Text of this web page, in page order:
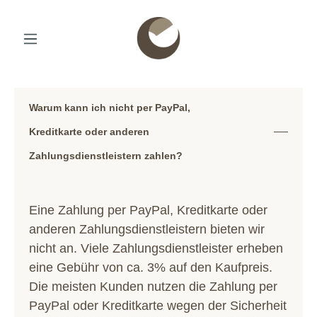
Warum kann ich nicht per PayPal,
Kreditkarte oder anderen
Zahlungsdienstleistern zahlen?
Eine Zahlung per PayPal, Kreditkarte oder
anderen Zahlungsdienstleistern bieten wir
nicht an. Viele Zahlungsdienstleister erheben
eine Gebühr von ca. 3% auf den Kaufpreis.
Die meisten Kunden nutzen die Zahlung per
PayPal oder Kreditkarte wegen der Sicherheit